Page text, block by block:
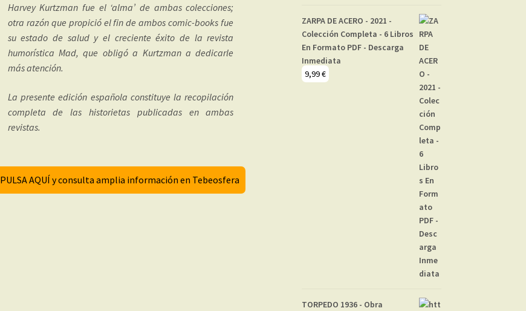
Harvey Kurtzman fue el ‘alma’ de ambas colecciones;
otra razón que propició el fin de ambos comic-books fue
su estado de salud y el creciente éxito de la revista
humorística Mad, que obligó a Kurtzman a dedicarle
más atención.
La presente edición española constituye la recopilación
completa de las historietas publicadas en ambas
revistas.
PULSA AQUÍ y consulta amplia información en Tebeosfera
ZARPA DE ACERO - 2021 -
Colección Completa - 6 Libros
En Formato PDF - Descarga
Inmediata
9,99€
TORPEDO 1936 - Obra